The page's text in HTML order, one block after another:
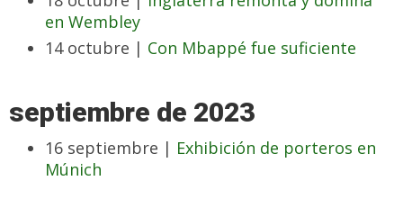
en Wembley
14 octubre | Con Mbappé fue suficiente
septiembre de 2023
16 septiembre | Exhibición de porteros en
Múnich